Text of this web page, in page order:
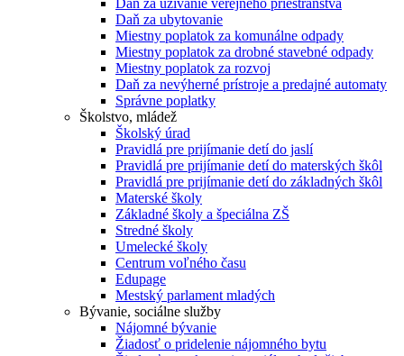
Daň za užívanie verejného priestranstva
Daň za ubytovanie
Miestny poplatok za komunálne odpady
Miestny poplatok za drobné stavebné odpady
Miestny poplatok za rozvoj
Daň za nevýherné prístroje a predajné automaty
Správne poplatky
Školstvo, mládež
Školský úrad
Pravidlá pre prijímanie detí do jaslí
Pravidlá pre prijímanie detí do materských škôl
Pravidlá pre prijímanie detí do základných škôl
Materské školy
Základné školy a špeciálna ZŠ
Stredné školy
Umelecké školy
Centrum voľného času
Edupage
Mestský parlament mladých
Bývanie, sociálne služby
Nájomné bývanie
Žiadosť o pridelenie nájomného bytu